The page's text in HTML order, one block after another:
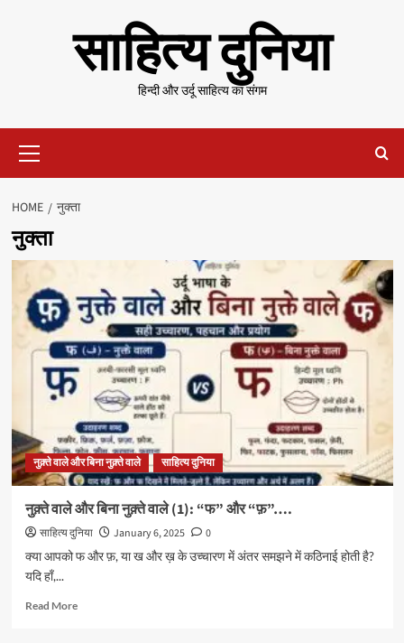
साहित्य दुनिया
हिन्दी और उर्दू साहित्य का संगम
Menu
HOME नुक्ता
नुक्ता
नुक़्ते वाले और बिना नुक़्ते वाले साहित्य दुनिया
नुक़्ते वाले और बिना नुक़्ते वाले (1): “फ” और “फ़”….
साहित्य दुनिया January 6, 2025
0
क्या आपको फ और फ़, या ख और ख़ के उच्चारण में अंतर समझने में कठिनाई होती है?
यदि हाँ,...
Read MoreRead